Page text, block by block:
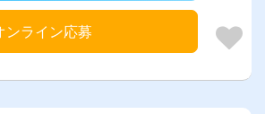
ンライン応募